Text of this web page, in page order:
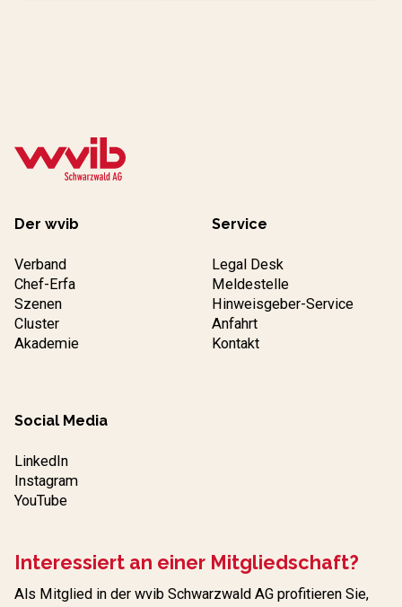
Der wvib
Verband
Chef-Erfa
Szenen
Cluster
Akademie
Service
Legal Desk
Meldestelle
Hinweisgeber-Service
Anfahrt
Kontakt
Social Media
LinkedIn
Instagram
YouTube
Interessiert an einer Mitgliedschaft?
Als Mitglied in der wvib Schwarzwald AG profitieren Sie,